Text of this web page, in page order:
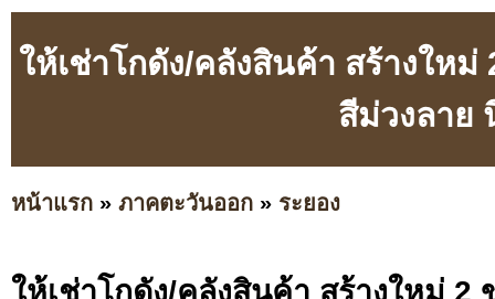
ให้เช่าโกดัง/คลังสินค้า สร้างให
สีม่วงลาย
หน้าแรก » ภาคตะวันออก » ระยอง
ให้เช่าโกดัง/คลังสินค้า สร้างใหม่